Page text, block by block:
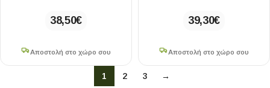
38,50€
Αποστολή στο χώρο σου
39,30€
Αποστολή στο χώρο σου
1 2 3 →